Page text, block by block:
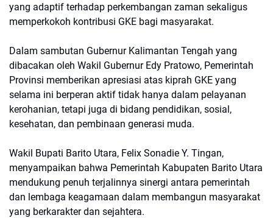
yang adaptif terhadap perkembangan zaman sekaligus
memperkokoh kontribusi GKE bagi masyarakat.
Dalam sambutan Gubernur Kalimantan Tengah yang
dibacakan oleh Wakil Gubernur Edy Pratowo, Pemerintah
Provinsi memberikan apresiasi atas kiprah GKE yang
selama ini berperan aktif tidak hanya dalam pelayanan
kerohanian, tetapi juga di bidang pendidikan, sosial,
kesehatan, dan pembinaan generasi muda.
Wakil Bupati Barito Utara, Felix Sonadie Y. Tingan,
menyampaikan bahwa Pemerintah Kabupaten Barito Utara
mendukung penuh terjalinnya sinergi antara pemerintah
dan lembaga keagamaan dalam membangun masyarakat
yang berkarakter dan sejahtera.